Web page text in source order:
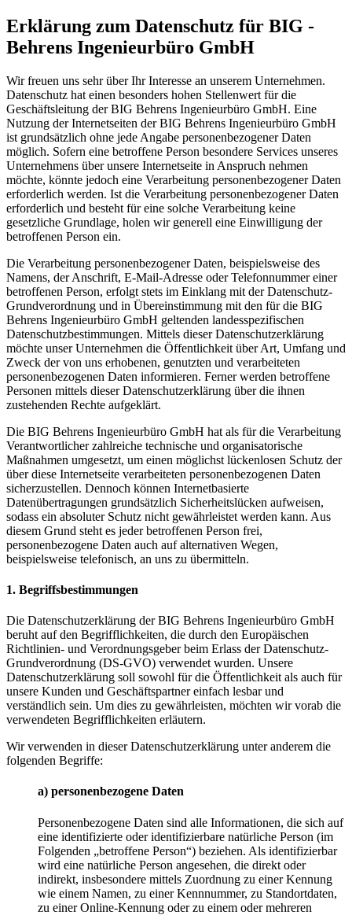
Erklärung zum Datenschutz für BIG -
Behrens Ingenieurbüro GmbH
Wir freuen uns sehr über Ihr Interesse an unserem Unternehmen.
Datenschutz hat einen besonders hohen Stellenwert für die
Geschäftsleitung der BIG Behrens Ingenieurbüro GmbH. Eine
Nutzung der Internetseiten der BIG Behrens Ingenieurbüro GmbH
ist grundsätzlich ohne jede Angabe personenbezogener Daten
möglich. Sofern eine betroffene Person besondere Services unseres
Unternehmens über unsere Internetseite in Anspruch nehmen
möchte, könnte jedoch eine Verarbeitung personenbezogener Daten
erforderlich werden. Ist die Verarbeitung personenbezogener Daten
erforderlich und besteht für eine solche Verarbeitung keine
gesetzliche Grundlage, holen wir generell eine Einwilligung der
betroffenen Person ein.
Die Verarbeitung personenbezogener Daten, beispielsweise des
Namens, der Anschrift, E-Mail-Adresse oder Telefonnummer einer
betroffenen Person, erfolgt stets im Einklang mit der Datenschutz-
Grundverordnung und in Übereinstimmung mit den für die BIG
Behrens Ingenieurbüro GmbH geltenden landesspezifischen
Datenschutzbestimmungen. Mittels dieser Datenschutzerklärung
möchte unser Unternehmen die Öffentlichkeit über Art, Umfang und
Zweck der von uns erhobenen, genutzten und verarbeiteten
personenbezogenen Daten informieren. Ferner werden betroffene
Personen mittels dieser Datenschutzerklärung über die ihnen
zustehenden Rechte aufgeklärt.
Die BIG Behrens Ingenieurbüro GmbH hat als für die Verarbeitung
Verantwortlicher zahlreiche technische und organisatorische
Maßnahmen umgesetzt, um einen möglichst lückenlosen Schutz der
über diese Internetseite verarbeiteten personenbezogenen Daten
sicherzustellen. Dennoch können Internetbasierte
Datenübertragungen grundsätzlich Sicherheitslücken aufweisen,
sodass ein absoluter Schutz nicht gewährleistet werden kann. Aus
diesem Grund steht es jeder betroffenen Person frei,
personenbezogene Daten auch auf alternativen Wegen,
beispielsweise telefonisch, an uns zu übermitteln.
1. Begriffsbestimmungen
Die Datenschutzerklärung der BIG Behrens Ingenieurbüro GmbH
beruht auf den Begrifflichkeiten, die durch den Europäischen
Richtlinien- und Verordnungsgeber beim Erlass der Datenschutz-
Grundverordnung (DS-GVO) verwendet wurden. Unsere
Datenschutzerklärung soll sowohl für die Öffentlichkeit als auch für
unsere Kunden und Geschäftspartner einfach lesbar und
verständlich sein. Um dies zu gewährleisten, möchten wir vorab die
verwendeten Begrifflichkeiten erläutern.
Wir verwenden in dieser Datenschutzerklärung unter anderem die
folgenden Begriffe:
a) personenbezogene Daten
Personenbezogene Daten sind alle Informationen, die sich auf
eine identifizierte oder identifizierbare natürliche Person (im
Folgenden „betroffene Person“) beziehen. Als identifizierbar
wird eine natürliche Person angesehen, die direkt oder
indirekt, insbesondere mittels Zuordnung zu einer Kennung
wie einem Namen, zu einer Kennnummer, zu Standortdaten,
zu einer Online-Kennung oder zu einem oder mehreren